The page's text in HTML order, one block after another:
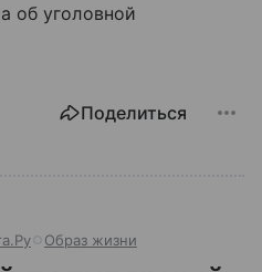
об уголовной
Поделиться
Образ жизни